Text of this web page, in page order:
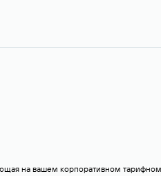
на вашем корпоративном